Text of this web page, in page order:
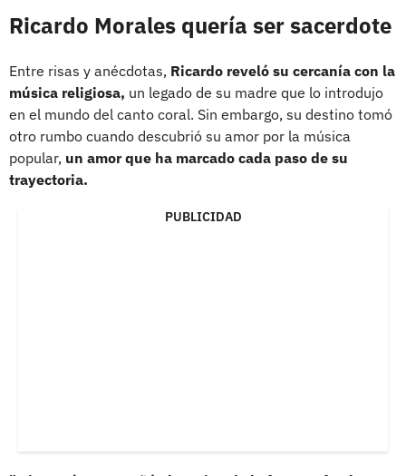
Ricardo Morales quería ser sacerdote
Entre risas y anécdotas, Ricardo reveló su cercanía con la
música religiosa, un legado de su madre que lo introdujo
en el mundo del canto coral. Sin embargo, su destino tomó
otro rumbo cuando descubrió su amor por la música
popular, un amor que ha marcado cada paso de su
trayectoria.
PUBLICIDAD